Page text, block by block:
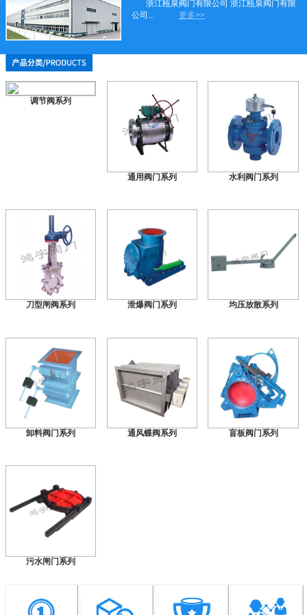
浙江瓯泉阀门有限公司 浙江瓯泉阀门有限
公司...
更多>>
调节阀系列
通用阀门系列 水利阀门系列
刀型闸阀系列 泄爆阀门系列 均压放散系列
卸料阀门系列 通风蝶阀系列 盲板阀门系列
污水闸门系列